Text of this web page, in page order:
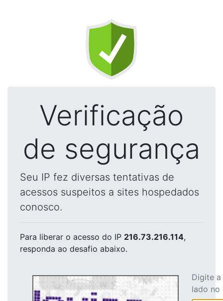
Verificação
de segurança
Seu IP fez diversas tentativas de
acessos suspeitos a sites hospedados
conosco.
Para liberar o acesso do IP 216.73.216.114,
responda ao desafio abaixo.
Digite
lado no